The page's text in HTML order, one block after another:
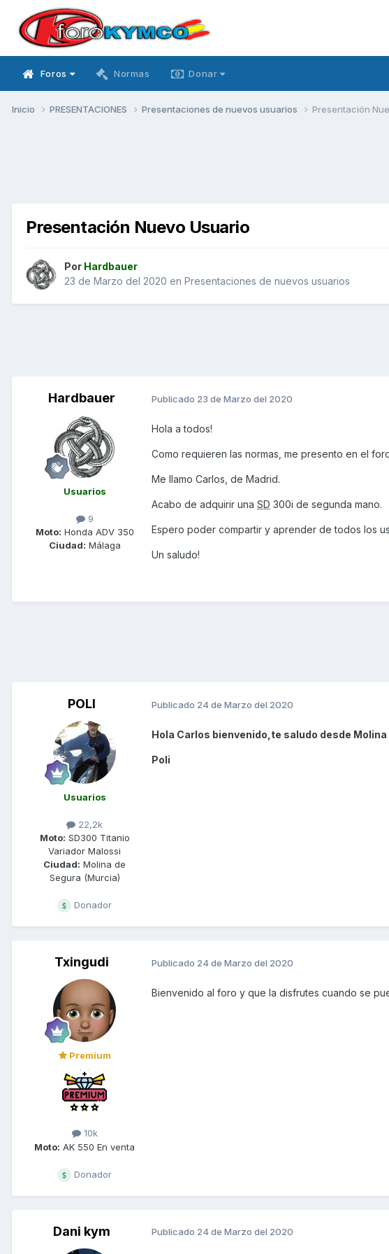
Foros Normas Donar
Inicio PRESENTACIONES Presentaciones de nuevos usuarios Presentación
Presentación Nuevo Usuario
Por Hardbauer
23 de Marzo del 2020 en Presentaciones de nuevos usuarios
Hardbauer
Usuarios
9
Moto: Honda ADV 350
Ciudad: Málaga
Publicado 23 de Marzo del 2020
Hola a todos!
Como requieren las normas, me presento en el
Me llamo Carlos, de Madrid.
Acabo de adquirir una SD 300i de segunda mano.
Espero poder compartir y aprender de todos los
Un saludo!
POLI
Usuarios
22,2k
Moto: SD300 Titanio
Variador Malossi
Ciudad: Molina de
Segura (Murcia)
Donador
Publicado 24 de Marzo del 2020
Hola Carlos bienvenido,te saludo desde Molina
Poli
Txingudi
Premium
10k
Moto: AK 550 En venta
Donador
Publicado 24 de Marzo del 2020
Bienvenido al foro y que la disfrutes cuando se
Dani kym Publicado 24 de Marzo del 2020